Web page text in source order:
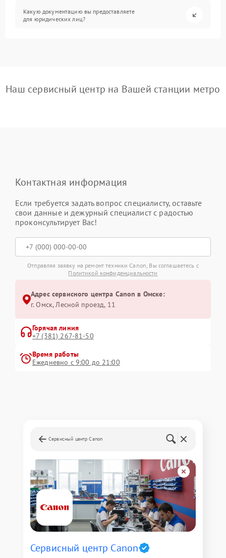
Какую документацию вы предоставляете
для юридических лиц?
Наш сервисный центр на Вашей станции метро
Контактная информация
Если требуется задать вопрос специалисту, оставьте
свои данные и дежурный специалист с радостью
проконсультирует Вас!
Отправляя заявку на ремонт техники Canon, Вы соглашаетесь с
Политикой конфиденциальности
Адрес сервисного центра Canon в Омске:
г. Омск, ​Лесной проезд, 11
Горячая линия
+7 (381) 267-81-50
Время работы
Ежедневно с 9:00 до 21:00
Сервисный центр Canon
Сервисный центр Canon